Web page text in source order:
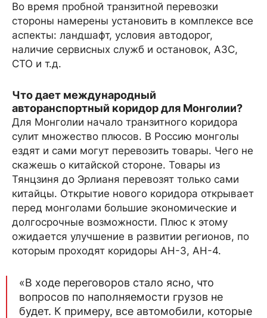
Во время пробной транзитной перевозки
стороны намерены установить в комплексе все
аспекты: ландшафт, условия автодорог,
наличие сервисных служб и остановок, АЗС,
СТО и т.д.
Что дает международный
авторанспортный коридор для Монголии?
Для Монголии начало транзитного коридора
сулит множество плюсов. В Россию монголы
ездят и сами могут перевозить товары. Чего не
скажешь о китайской стороне. Товары из
Тянцзиня до Эрлианя перевозят только сами
китайцы. Открытие нового коридора открывает
перед монголами большие экономические и
долгосрочные возможности. Плюс к этому
ожидается улучшение в развитии регионов, по
которым проходят коридоры АН-3, АН-4.
«В ходе переговоров стало ясно, что
вопросов по наполняемости грузов не
будет. К примеру, все автомобили, которые